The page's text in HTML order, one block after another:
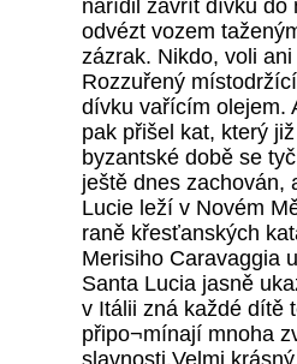
nařídil zavřít dívku do
odvézt vozem
zázrak. Nikdo, voli
Rozzuřený
dívku vařícím olejem.
pak přišel kat, který
byzantské době se
ještě dnes zachován,
Lucie leží v Novém
raně křesťanských
Merisiho Caravaggia
Santa Lucia jasně
v Itálii zná každé dítě
připo¬mínají mnoha
slavnosti.Velmi